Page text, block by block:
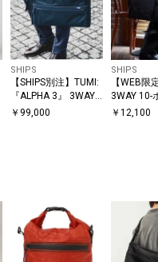
SHIPS
【SHIPS別注】TUMI:
『ALPHA 3』 3WAY
スリム ブリーフ
￥ 99,000
SHIPS
【WEB限
3WAY 10-
ズ ブリー
￥12,100